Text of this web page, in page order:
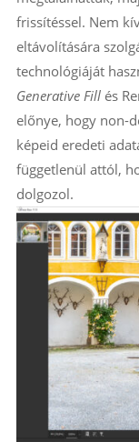
frissítéssel. Nem
eltávolítására
technológiáját
Generative Fillés
előnye, hogy non-
képeid eredeti
függetlenül attól,
dolgozol.